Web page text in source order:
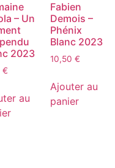
– Un
2023
€
au
Fabien
Demois –
Phénix
Blanc 2023
10,50 €
Ajouter au
panier